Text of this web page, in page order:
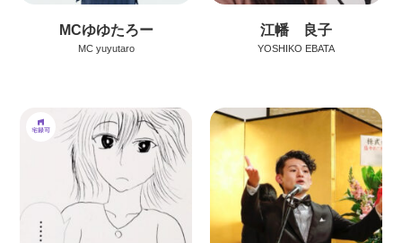
MCゆゆたろー
MC yuyutaro
江幡 良子
YOSHIKO EBATA